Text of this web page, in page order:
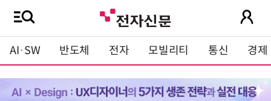
AI·SW 반도체 전자 모빌리티 통신 경제